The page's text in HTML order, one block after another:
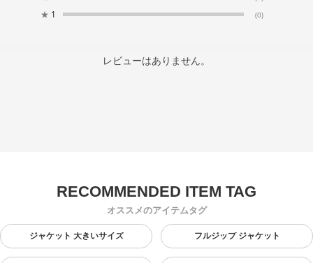
★ 1 (0)
レビューはありません。
オススメのアイテムタグ
ジャケット 大きいサイズ フルジップ ジャケット